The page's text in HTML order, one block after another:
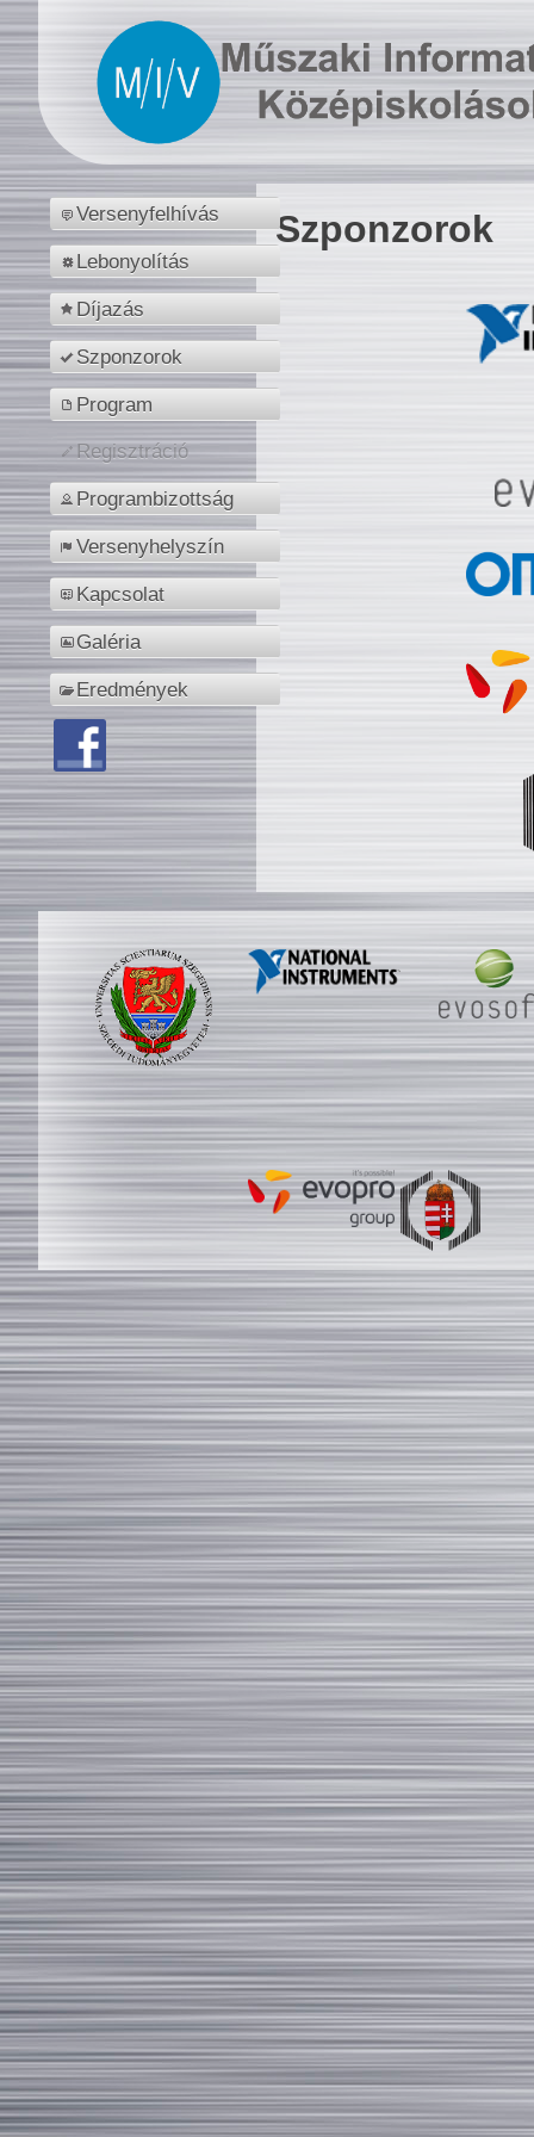
Versenyfelhívás
Lebonyolítás
Díjazás
Szponzorok
Program
Regisztráció
Programbizottság
Versenyhelyszín
Kapcsolat
Galéria
Eredmények
Szponzorok